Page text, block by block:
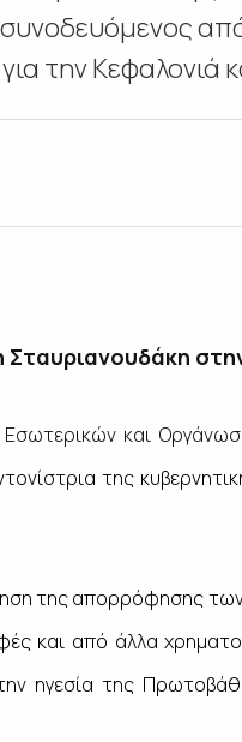
την Κεφαλονιά
και
της
της απορρόφησης
και από άλλα
ηγεσία της